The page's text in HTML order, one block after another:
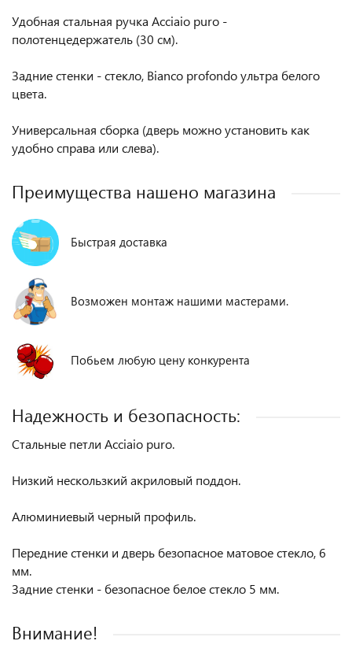
Удобная стальная ручка Acciaio puro -
полотенцедержатель (30 см).
Задние стенки - стекло, Bianco profondo ультра белого
цвета.
Универсальная сборка (дверь можно установить как
удобно справа или слева).
Преимущества нашено магазина
Быстрая доставка
Возможен монтаж нашими мастерами.
Побьем любую цену конкурента
Надежность и безопасность:
Стальные петли Acciaio puro.
Низкий нескользкий акриловый поддон.
Алюминиевый черный профиль.
Передние стенки и дверь безопасное матовое стекло, 6
мм.
Задние стенки - безопасное белое стекло 5 мм.
Внимание!